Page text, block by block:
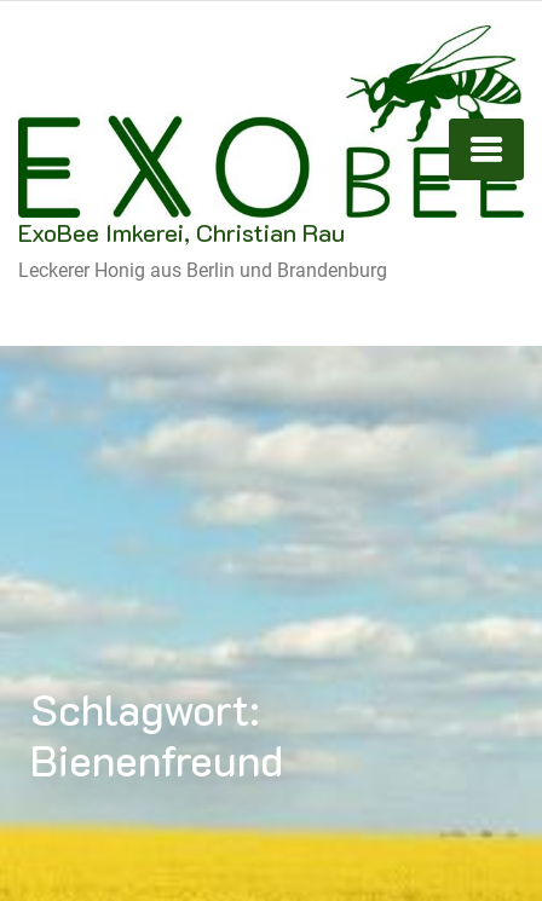
ExoBee Imkerei, Christian Rau
Leckerer Honig aus Berlin und Brandenburg
Schlagwort:
Bienenfreund